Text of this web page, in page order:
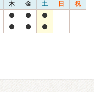
木 金 土 日 祝